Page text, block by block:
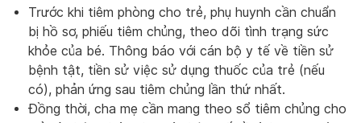
Trước khi tiêm phòng cho trẻ, phụ huynh cần chuẩn
bị hồ sơ, phiếu tiêm chủng, theo dõi tình trạng sức
khỏe của bé. Thông báo với cán bộ y tế về tiền sử
bệnh tật, tiền sử việc sử dụng thuốc của trẻ (nếu
có), phản ứng sau tiêm chủng lần thứ nhất.
Đồng thời, cha mẹ cần mang theo sổ tiêm chủng cho